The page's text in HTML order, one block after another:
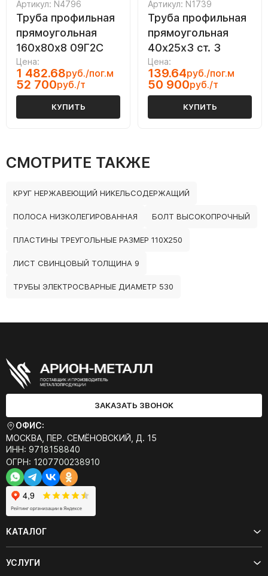
Артикул: N4796
Труба профильная
прямоугольная
160х80х8 09Г2С
Цена:
1 482.68руб./пог.м
52 700руб./т
КУПИТЬ
Артикул: N1739
Труба профильная
прямоугольная
40х25х3 ст. 3
Цена:
139.64руб./пог.м
50 900руб./т
КУПИТЬ
СМОТРИТЕ ТАКЖЕ
КРУГ НЕРЖАВЕЮЩИЙ НИКЕЛЬСОДЕРЖАЩИЙ
ПОЛОСА НИЗКОЛЕГИРОВАННАЯ БОЛТ ВЫСОКОПРОЧНЫЙ
ПЛАСТИНЫ ТРЕУГОЛЬНЫЕ РАЗМЕР 110Х250
ЛИСТ СВИНЦОВЫЙ ТОЛЩИНА 9
ТРУБЫ ЭЛЕКТРОСВАРНЫЕ ДИАМЕТР 530
ЗАКАЗАТЬ ЗВОНОК
ОФИС:
МОСКВА, ПЕР. СЕМЁНОВСКИЙ, Д. 15
ИНН: 9718158840
ОГРН: 1207700238910
КАТАЛОГ
УСЛУГИ